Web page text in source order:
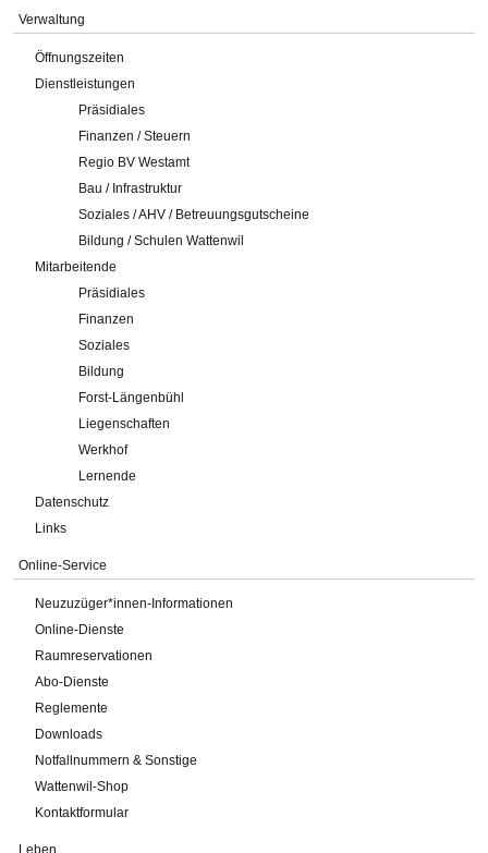
Verwaltung
Öffnungszeiten
Dienstleistungen
Präsidiales
Finanzen / Steuern
Regio BV Westamt
Bau / Infrastruktur
Soziales / AHV / Betreuungsgutscheine
Bildung / Schulen Wattenwil
Mitarbeitende
Präsidiales
Finanzen
Soziales
Bildung
Forst-Längenbühl
Liegenschaften
Werkhof
Lernende
Datenschutz
Links
Online-Service
Neuzuzüger*innen-Informationen
Online-Dienste
Raumreservationen
Abo-Dienste
Reglemente
Downloads
Notfallnummern & Sonstige
Wattenwil-Shop
Kontaktformular
Leben